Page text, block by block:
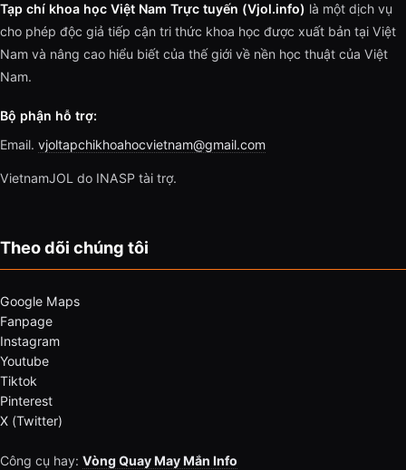
Tạp chí khoa học Việt Nam Trực tuyến (Vjol.info) là một dịch vụ
cho phép độc giả tiếp cận tri thức khoa học được xuất bản tại Việt
Nam và nâng cao hiểu biết của thế giới về nền học thuật của Việt
Nam.
Bộ phận hỗ trợ:
Email. vjoltapchikhoahocvietnam@gmail.com
VietnamJOL do INASP tài trợ.
Theo dõi chúng tôi
Google Maps
Fanpage
Instagram
Youtube
Tiktok
Pinterest
X (Twitter)
Công cụ hay: Vòng Quay May Mắn Info